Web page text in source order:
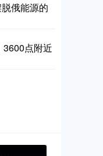
俄能源的
3600点附近